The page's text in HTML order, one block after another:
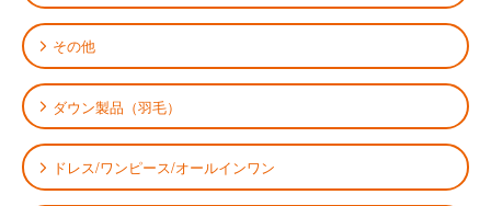
その他
ダウン製品（羽毛）
ドレス/ワンピース/オールインワン